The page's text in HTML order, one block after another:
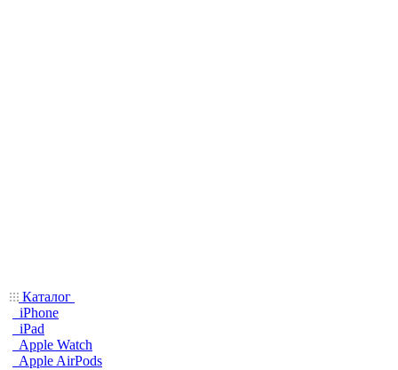
Каталог
iPhone
iPad
Apple Watch
Apple AirPods